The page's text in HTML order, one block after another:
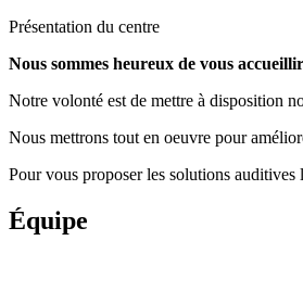
Présentation du centre
Nous sommes heureux de vous
Notre volonté est de mettre à disposition
Nous mettrons tout en oeuvre pour
Pour vous proposer les solutions auditives
Équipe